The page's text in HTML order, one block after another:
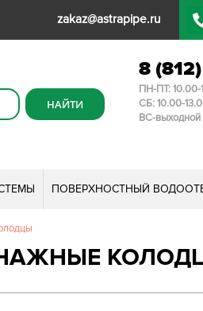
zakaz@astrapipe.ru
8
ПН-ПТ: 10.00-
СБ: 10.00-
ВС-выходной
ПОВЕРХНОСТНЫЙ